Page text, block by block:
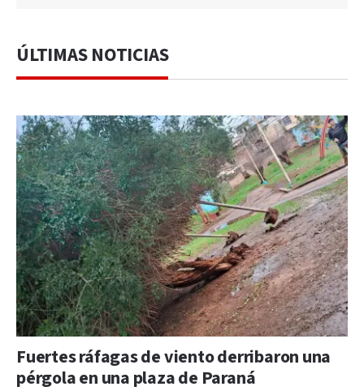
ÚLTIMAS NOTICIAS
Fuertes ráfagas de viento derribaron una
pérgola en una plaza de Paraná